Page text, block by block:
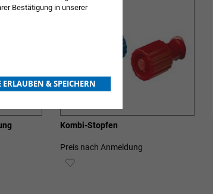
Kombi-Stopfen
Preis nach Anmeldung
Bestätigung in unserer
ERLAUBEN & SPEICHERN